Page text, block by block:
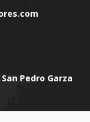
Pedro Garza